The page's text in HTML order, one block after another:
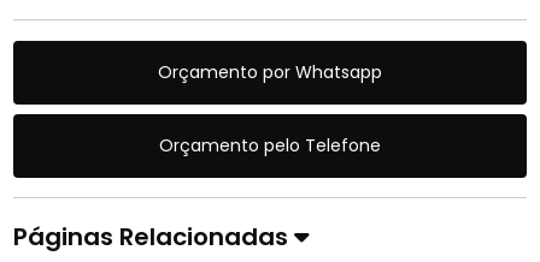
Orçamento por Whatsapp
Orçamento pelo Telefone
Páginas Relacionadas